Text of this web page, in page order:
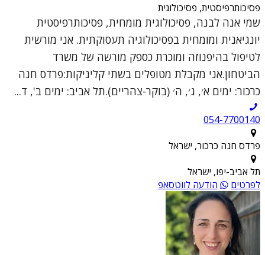
פסיכותרפיסטית, פסיכולוגית
שמי אנה לבנה, פסיכולוגית מומחית, פסיכותרפיסטית
יונגיאנית ומומחית בפסיכולוגיה תעסוקתית. אני מורשית
לטיפול בהיפנוזה ומוכרת כספק מורשה של משרד
הביטחון.אני מקבלת מטופלים בשתי קליניקות:פרדס חנה
כרכור: ימים א׳, ג׳, ה׳ (בוקר-צהריים).תל אביב: ימים ב', ד...
054-7700140
פרדס חנה כרכור, ישראל
תל אביב-יפו, ישראל
לפרטים
הודעה לווטסאפ